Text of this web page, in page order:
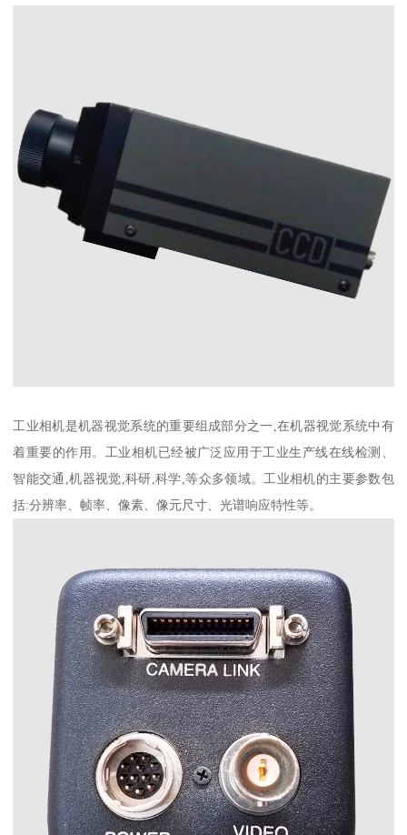
工业相机是机器视觉系统的重要组成部分之一,在机器视觉系统中有
着重要的作用。工业相机已经被广泛应用于工业生产线在线检测、
智能交通,机器视觉,科研,科学,等众多领域。工业相机的主要参数包
括:分辨率、帧率、像素、像元尺寸、光谱响应特性等。